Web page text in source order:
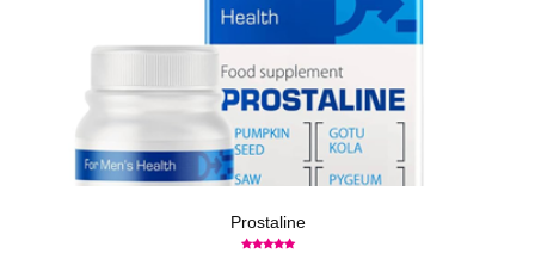
Prostaline